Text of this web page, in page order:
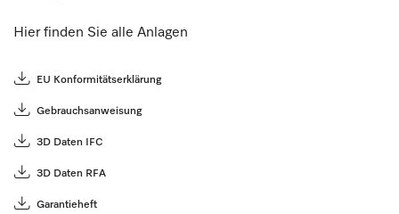
Hier finden Sie alle Anlagen
EU Konformitätserklärung
Gebrauchsanweisung
3D Daten IFC
3D Daten RFA
Garantieheft